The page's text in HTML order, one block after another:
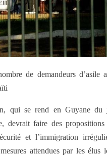
de demandeurs d’asile
qui se rend en Guyane du
devrait faire des
et l’immigration
attendues par les élus